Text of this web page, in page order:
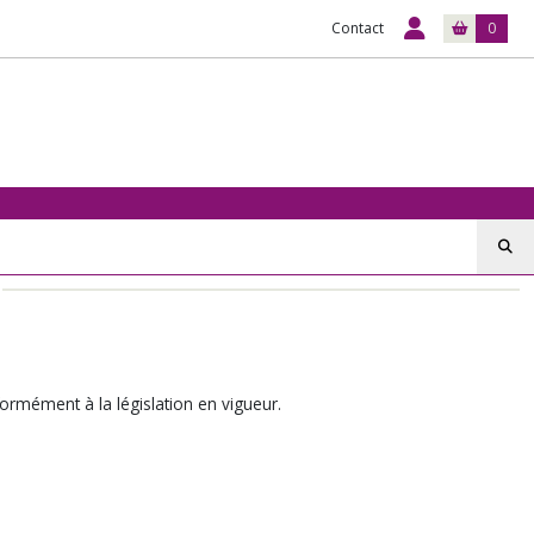
Contact 0
à la législation en vigueur.